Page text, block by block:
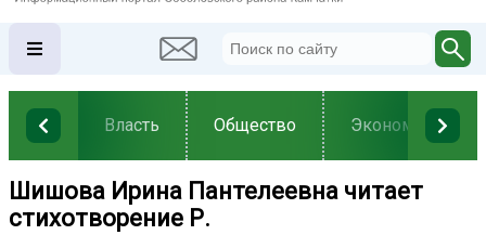
Власть Общество Экономика
Шишова Ирина Пантелеевна читает
стихотворение Р.